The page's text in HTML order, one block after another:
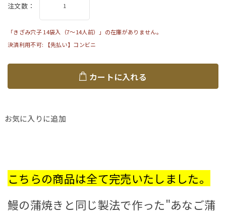
注文数：
「きざみ穴子 14袋入（7～14人前）」の在庫がありません。
決済利用不可: 【先払い】コンビニ
カートに入れる
お気に入りに追加
こちらの商品は全て完売いたしました。
鰻の蒲焼きと同じ製法で作った"あなご蒲